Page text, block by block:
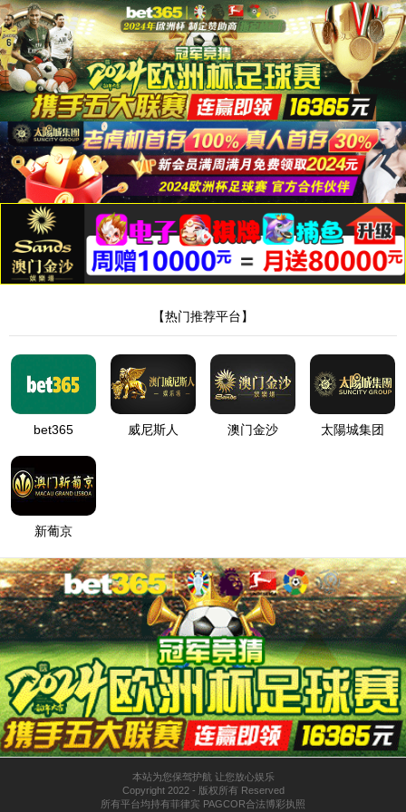
世界杯官网
����������
404 - �Ҳ����ļ���Ŀ¼��